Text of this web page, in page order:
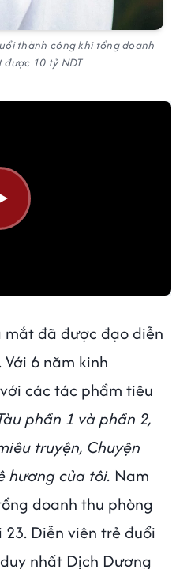
thành công khi tổng doanh
10 tỷ NDT
mắt đã được đạo diễn
6 năm kinh
các tác phẩm tiêu
phần 1 và phần 2,
truyện, Chuyện
hương của tôi. Nam
doanh thu phòng
Diễn viên trẻ đuổi
nhất Dịch Dương